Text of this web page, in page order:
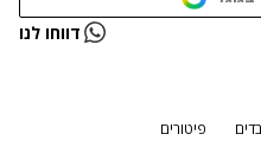
דווחו לנו
פיטורים